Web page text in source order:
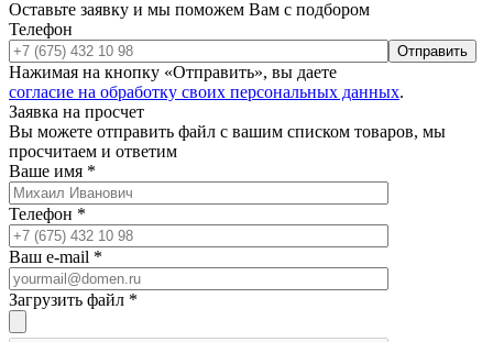
Оставьте заявку и мы поможем Вам с подбором
Телефон
Отправить
Нажимая на кнопку «Отправить», вы даете
согласие на обработку своих персональных данных.
Заявка на просчет
Вы можете отправить файл с вашим списком товаров, мы
просчитаем и ответим
Ваше имя *
Телефон *
Ваш e-mail *
Загрузить файл *